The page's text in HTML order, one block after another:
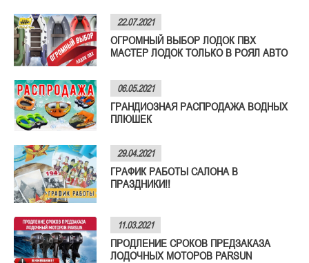
22.07.2021
ОГРОМНЫЙ ВЫБОР ЛОДОК ПВХ
МАСТЕР ЛОДОК ТОЛЬКО В РОЯЛ АВТО
06.05.2021
ГРАНДИОЗНАЯ РАСПРОДАЖА ВОДНЫХ
ПЛЮШЕК
29.04.2021
ГРАФИК РАБОТЫ САЛОНА В
ПРАЗДНИКИ!!
11.03.2021
ПРОДЛЕНИЕ СРОКОВ ПРЕДЗАКАЗА
ЛОДОЧНЫХ МОТОРОВ PARSUN